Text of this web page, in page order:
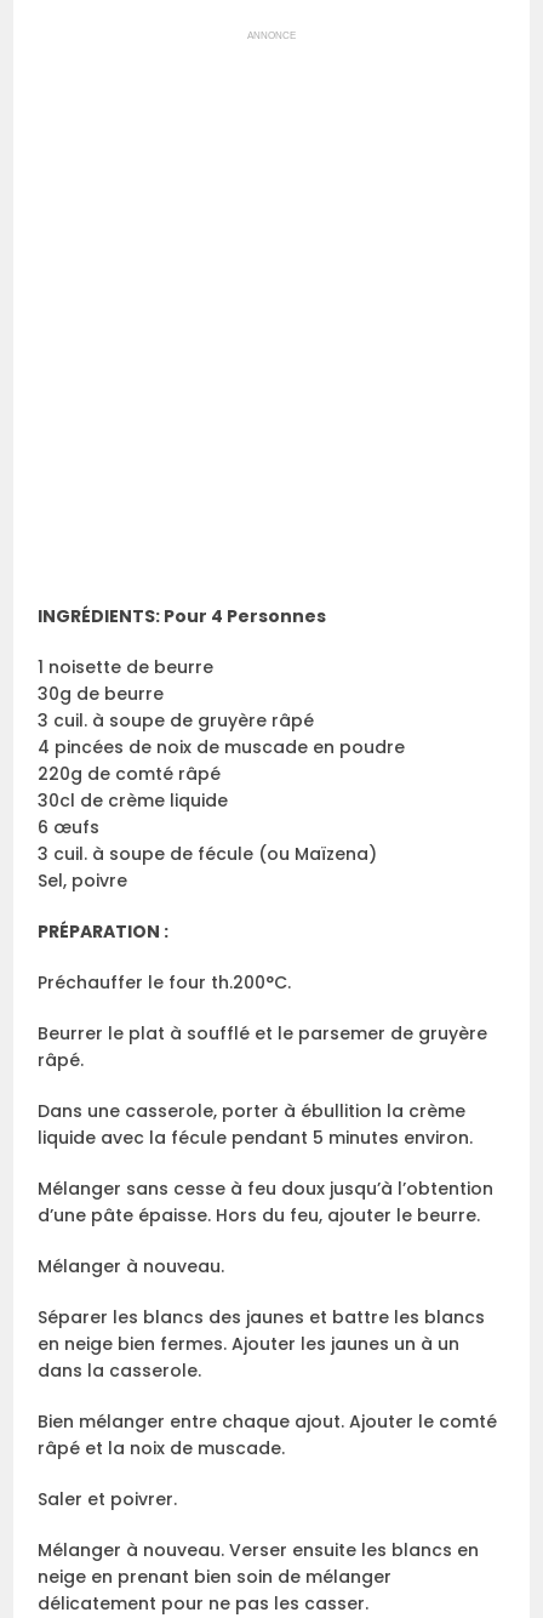
ANNONCE
INGRÉDIENTS: Pour 4 Personnes
1 noisette de beurre
30g de beurre
3 cuil. à soupe de gruyère râpé
4 pincées de noix de muscade en poudre
220g de comté râpé
30cl de crème liquide
6 œufs
3 cuil. à soupe de fécule (ou Maïzena)
Sel, poivre
PRÉPARATION :
Préchauffer le four th.200°C.
Beurrer le plat à soufflé et le parsemer de gruyère
râpé.
Dans une casserole, porter à ébullition la crème
liquide avec la fécule pendant 5 minutes environ.
Mélanger sans cesse à feu doux jusqu’à l’obtention
d’une pâte épaisse. Hors du feu, ajouter le beurre.
Mélanger à nouveau.
Séparer les blancs des jaunes et battre les blancs
en neige bien fermes. Ajouter les jaunes un à un
dans la casserole.
Bien mélanger entre chaque ajout. Ajouter le comté
râpé et la noix de muscade.
Saler et poivrer.
Mélanger à nouveau. Verser ensuite les blancs en
neige en prenant bien soin de mélanger
délicatement pour ne pas les casser.